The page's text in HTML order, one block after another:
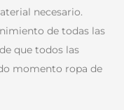
necesario.
de todas las
que todos las
momento ropa de